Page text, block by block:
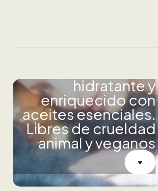
Conoce Orebella.
hidratante y
enriquecido con
aceites esenciales.
Libres de crueldad
animal y veganos
♥︎